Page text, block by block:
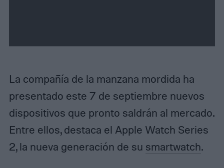
La compañía de la manzana mordida ha
presentado este 7 de septiembre nuevos
dispositivos que pronto saldrán al mercado.
Entre ellos, destaca el Apple Watch Series
2, la nueva generación de su smartwatch.